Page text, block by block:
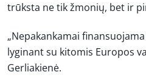
trūksta ne tik žmonių, bet ir
„Nepakankamai
lyginant su kitomis Europos
Gerliakienė.